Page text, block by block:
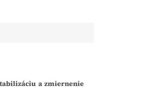
a zmiernenie